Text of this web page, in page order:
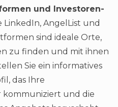
und Investoren-
LinkedIn, AngelList und
sind ideale Orte,
zu finden und mit ihnen
Sie ein informatives
das Ihre
kommuniziert und die